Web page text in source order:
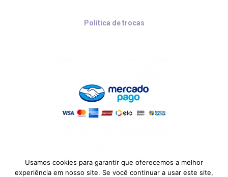
Política de trocas
© 2026 Quartinho Decorado.
Usamos cookies para garantir que oferecemos a melhor
experiência em nosso site. Se você continuar a usar este site,